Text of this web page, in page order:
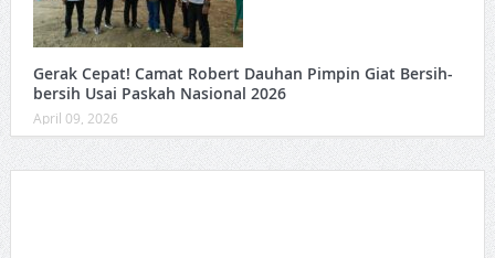
Gerak Cepat! Camat Robert Dauhan Pimpin Giat Bersih-
bersih Usai Paskah Nasional 2026
April 09, 2026